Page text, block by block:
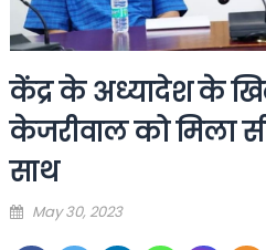
केंद्र के अध्यादेश के
केजरीवाल को मिला
साथ
Posted
May 30, 2023